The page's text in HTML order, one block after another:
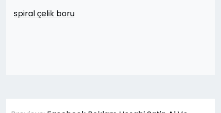
spiral çelik boru
Yazı